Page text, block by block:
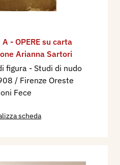
A - OPERE su carta
Arianna Sartori
figura - Studi di nudo
/ Firenze Oreste
Fece
scheda